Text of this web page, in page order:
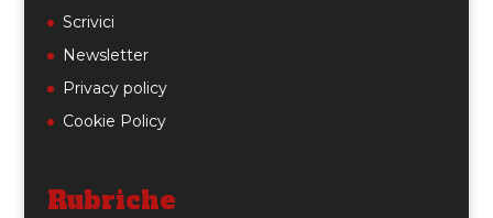
Scrivici
Newsletter
Privacy policy
Cookie Policy
Rubriche